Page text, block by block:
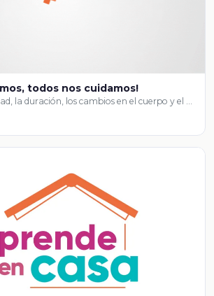
todos nos cuidamos!
la duración, los cambios en el cuerpo y el …